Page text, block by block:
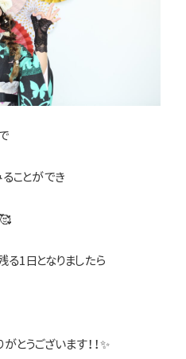
ことができ
1日となりましたら
とうございます！！✨